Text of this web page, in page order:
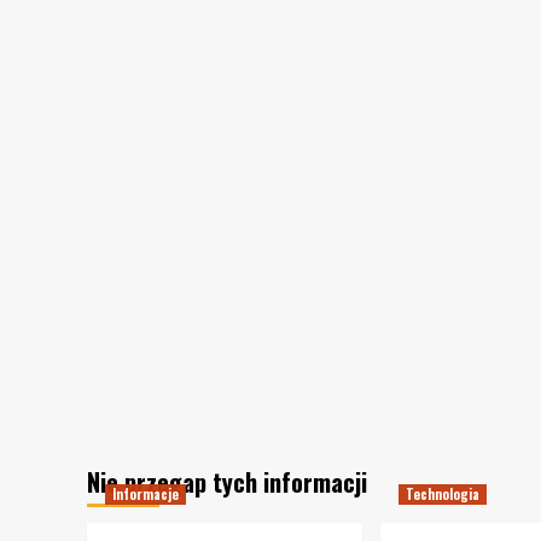
Nie przegap tych informacji
Informacje Technologia